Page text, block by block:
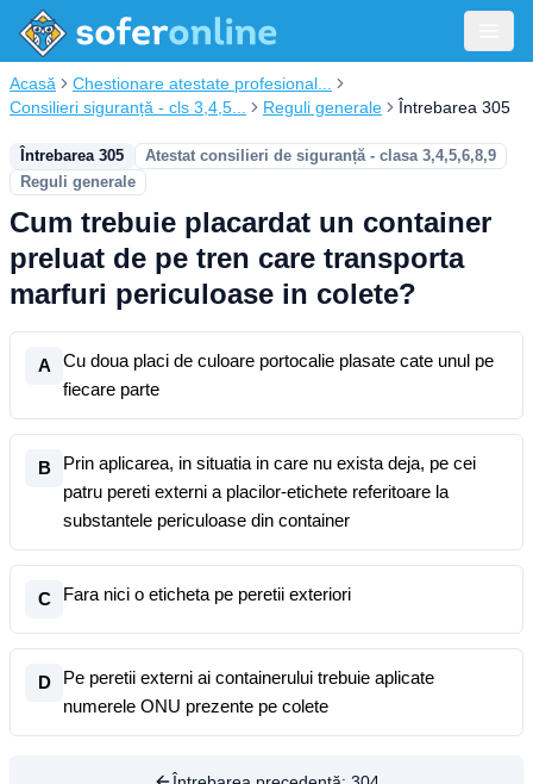
Acasă
Chestionare atestate profesional...
Consilieri siguranță - cls 3,4,5...
Reguli generale Întrebarea 305
Întrebarea 305
Atestat consilieri de siguranță - clasa 3,4,5,6,8,9
Reguli generale
Cum trebuie placardat un container
preluat de pe tren care transporta
marfuri periculoase in colete?
A
Cu doua placi de culoare portocalie plasate cate unul pe
fiecare parte
B
Prin aplicarea, in situatia in care nu exista deja, pe cei
patru pereti externi a placilor-etichete referitoare la
substantele periculoase din container
C Fara nici o eticheta pe peretii exteriori
D
Pe peretii externi ai containerului trebuie aplicate
numerele ONU prezente pe colete